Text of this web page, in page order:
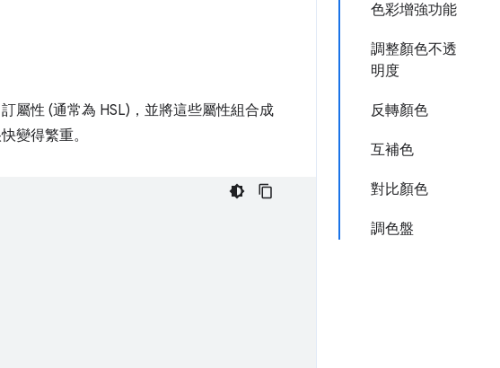
色彩增強功能
調整顏色不透
明度
反轉顏色
互補色
對比顏色
調色盤
屬性 (通常為 HSL)，並將這些屬性組合成
變得繁重。